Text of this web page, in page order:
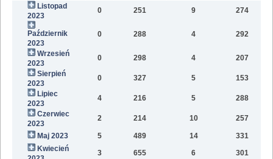
Listopad
2023
0 251 9 274
Październik
2023
0 288 4 292
Wrzesień
2023
0 298 4 207
Sierpień
2023
0 327 5 153
Lipiec
2023
4 216 5 288
Czerwiec
2023
2 214 10 257
Maj 2023 5 489 14 331
Kwiecień
3 655 6 301